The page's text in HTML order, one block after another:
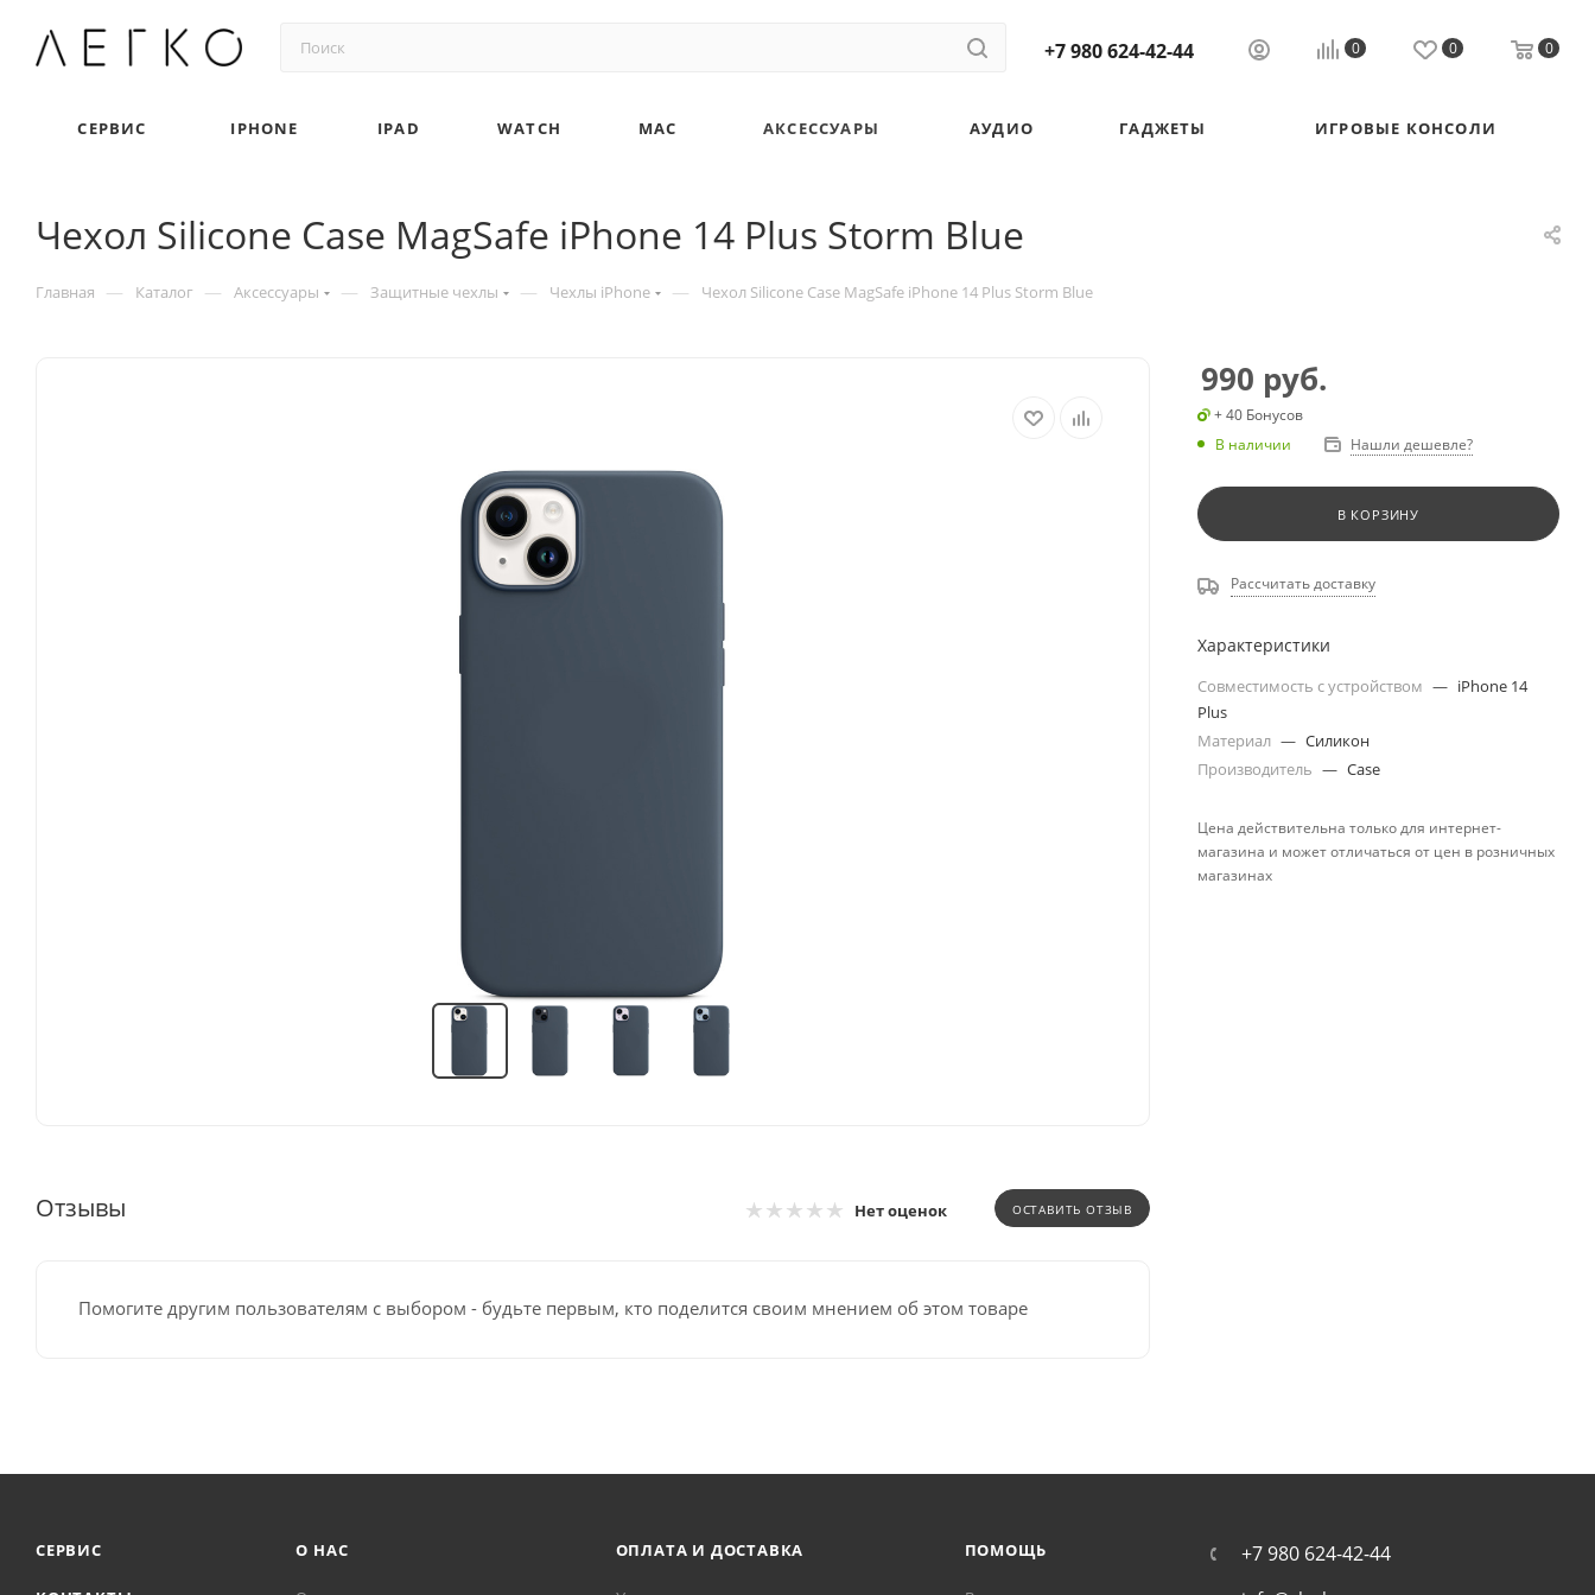
+7 980 624-42-44 0 0 0
СЕРВИС IPHONE IPAD WATCH MAC АКСЕССУАРЫ АУДИО ГАДЖЕТЫ ИГРОВЫЕ КОНСОЛИ
Чехол Silicone Case MagSafe iPhone 14 Plus Storm Blue
Главная — Каталог — Аксессуары — Защитные чехлы — Чехлы iPhone — Чехол Silicone Case MagSafe iPhone 14 Plus Storm Blue
Отзывы Нет оценок ОСТАВИТЬ ОТЗЫВ
Помогите другим пользователям с выбором - будьте первым, кто поделится своим мнением об этом товаре
990 руб.
+ 40 Бонусов
В наличии
Нашли дешевле?
В КОРЗИНУ
Рассчитать доставку
Характеристики
Совместимость с устройством — iPhone 14
Plus
Материал — Силикон
Производитель — Case
Цена действительна только для интернет-
магазина и может отличаться от цен в розничных
магазинах
СЕРВИС О НАС ОПЛАТА И ДОСТАВКА ПОМОЩЬ +7 980 624-42-44